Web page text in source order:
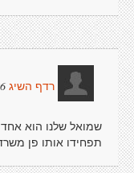
רדף השיג
שמואל שלנו הוא
תפחידו אותו פן